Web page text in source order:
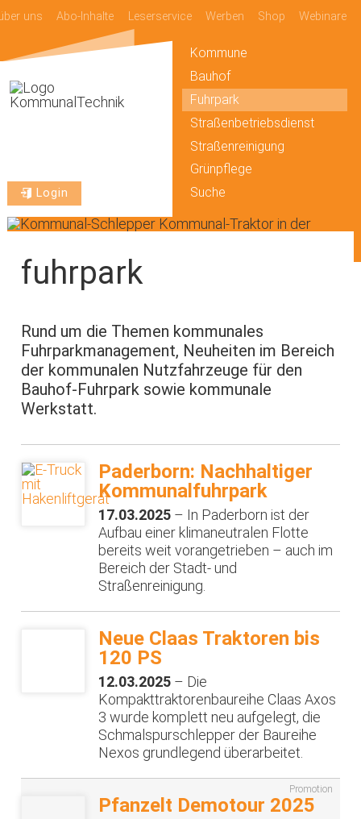
uns Abo-Inhalte Leserservice Werben Shop Webinare
Login
Kommune
Bauhof
Fuhrpark
Straßenbetriebsdienst
Straßenreinigung
Grünpflege
Suche
fuhrpark
Rund um die Themen kommunales
Fuhrparkmanagement, Neuheiten im Bereich
der kommunalen Nutzfahrzeuge für den
Bauhof-Fuhrpark sowie kommunale
Werkstatt.
Paderborn: Nachhaltiger
Kommunalfuhrpark
17.03.2025 – In Paderborn ist der
Aufbau einer klimaneutralen Flotte
bereits weit vorangetrieben – auch im
Bereich der Stadt- und
Straßenreinigung.
Neue Claas Traktoren bis
120 PS
12.03.2025 – Die
Kompakttraktorenbaureihe Claas Axos
3 wurde komplett neu aufgelegt, die
Schmalspurschlepper der Baureihe
Nexos grundlegend überarbeitet.
Promotion
Pfanzelt Demotour 2025